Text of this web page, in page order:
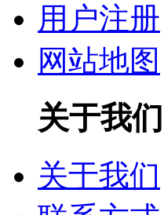
用户注册
网站地图
关于我们
关于我们